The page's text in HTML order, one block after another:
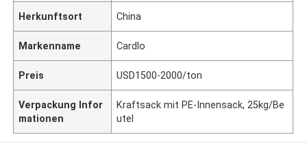
Herkunftsort China
Markenname Cardlo
Preis USD1500-2000/ton
Verpackung Infor
mationen
Kraftsack mit PE-Innensack, 25kg/Be
utel